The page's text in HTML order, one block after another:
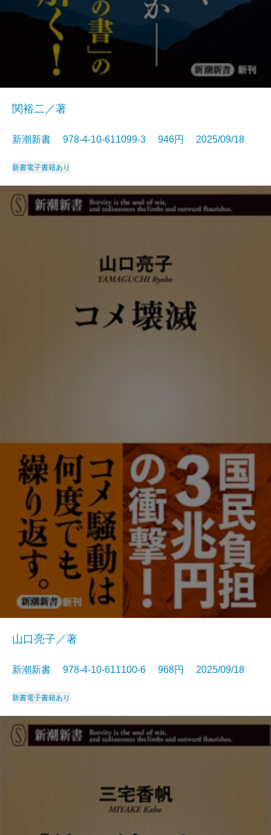
関裕二／著
新潮新書 978-4-10-611099-3 946円 2025/09/18
新書電子書籍あり
山口亮子／著
新潮新書 978-4-10-611100-6 968円 2025/09/18
新書電子書籍あり